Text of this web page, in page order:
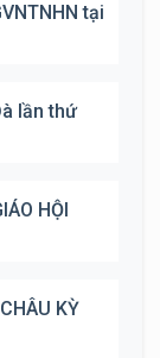
tại
lần thứ
HỘI
KỲ